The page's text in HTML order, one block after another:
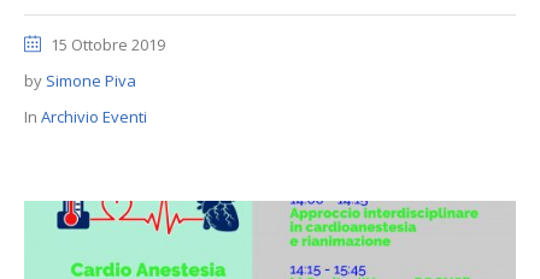
15 Ottobre 2019
by Simone Piva
In Archivio Eventi